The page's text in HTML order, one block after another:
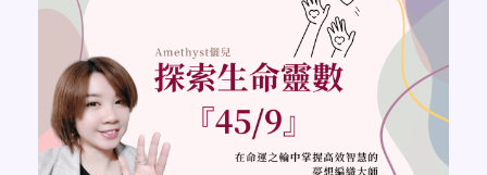
數
析》
45/9
是
在
命
運
之
輪